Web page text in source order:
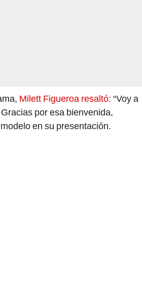
Milett Figueroa resaltó: “Voy a
por esa bienvenida,
en su presentación.